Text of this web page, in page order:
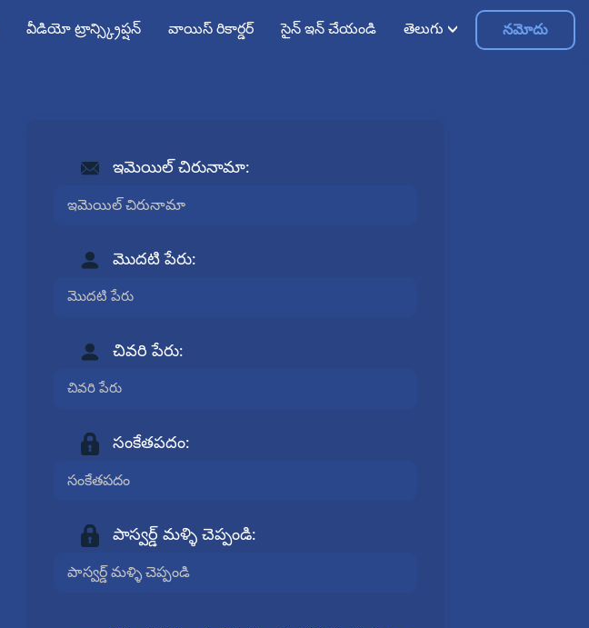
వీడియో ట్రాన్స్క్రిప్షన్ వాయిస్ రికార్డర్ సైన్ ఇన్ చేయండి తెలుగు నమోదు
ఇమెయిల్ చిరునామా:
మొదటి పేరు:
చివరి పేరు:
సంకేతపదం:
పాస్వర్డ్ మళ్ళి చెప్పండి: